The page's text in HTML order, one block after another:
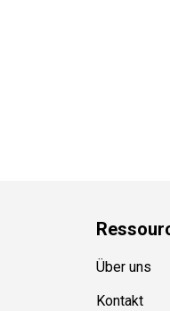
Über uns
Kontakt